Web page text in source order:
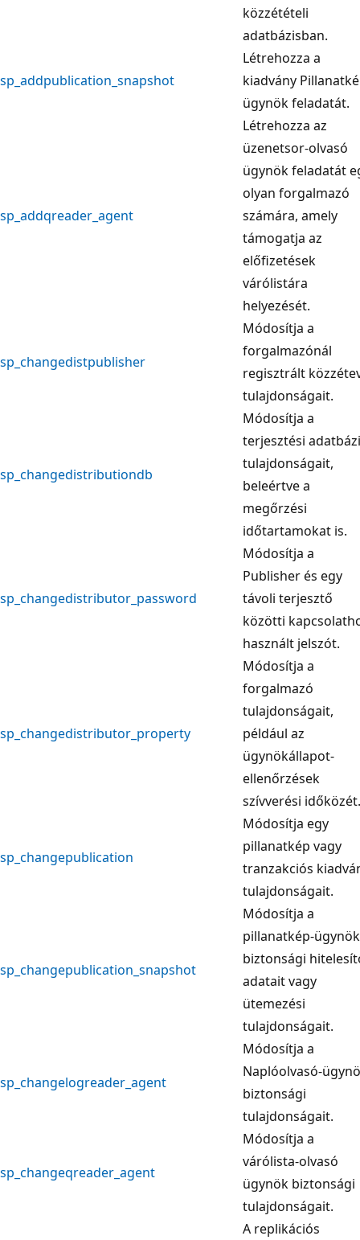
közzétételi
adatbázisban.
sp_addpublication_snapshot
Létrehozza a
kiadvány
ügynök feladatát.
sp_addqreader_agent
Létrehozza az
üzenetsor-olvasó
ügynök feladatát
olyan forgalmazó
számára, amely
támogatja az
előfizetések
várólistára
helyezését.
sp_changedistpublisher
Módosítja a
forgalmazónál
regisztrált
tulajdonságait.
sp_changedistributiondb
Módosítja a
terjesztési
tulajdonságait,
beleértve a
megőrzési
időtartamokat is.
sp_changedistributor_password
Módosítja a
Publisher és egy
távoli terjesztő
közötti
használt jelszót.
sp_changedistributor_property
Módosítja a
forgalmazó
tulajdonságait,
például az
ügynökállapot-
ellenőrzések
szívverési időközét.
sp_changepublication
Módosítja egy
pillanatkép vagy
tranzakciós
tulajdonságait.
sp_changepublication_snapshot
Módosítja a
pillanatkép-ügynök
biztonsági
adatait vagy
ütemezési
tulajdonságait.
sp_changelogreader_agent
Módosítja a
Naplóolvasó-
biztonsági
tulajdonságait.
sp_changeqreader_agent
Módosítja a
várólista-olvasó
ügynök biztonsági
tulajdonságait.
A replikációs